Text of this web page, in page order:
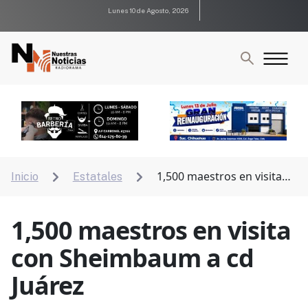
Lunes 10 de Agosto, 2026
Inicio  Estatales 
1,500 maestros en visita
1,500 maestros en visita
con Sheimbaum a cd
Juárez